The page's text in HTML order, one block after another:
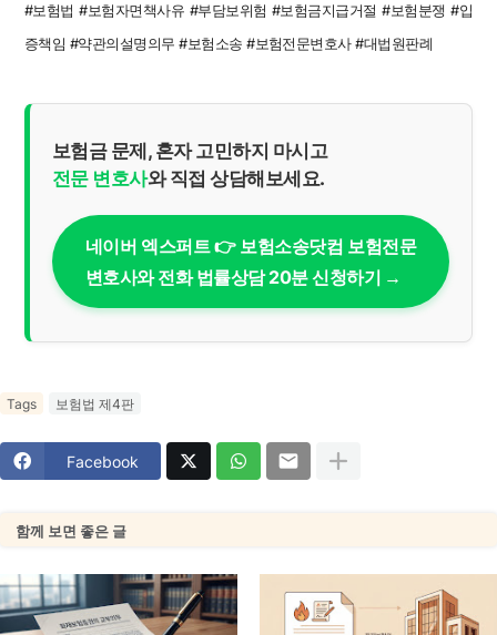
#보험법 #보험자면책사유 #부담보위험 #보험금지급거절 #보험분쟁 #입
증책임 #약관의설명의무 #보험소송 #보험전문변호사 #대법원판례
보험금 문제, 혼자 고민하지 마시고
전문 변호사와 직접 상담해보세요.
네이버 엑스퍼트 👉 보험소송닷컴 보험전문
변호사와 전화 법률상담 20분 신청하기 →
Tags 보험법 제4판
Facebook
함께 보면 좋은 글